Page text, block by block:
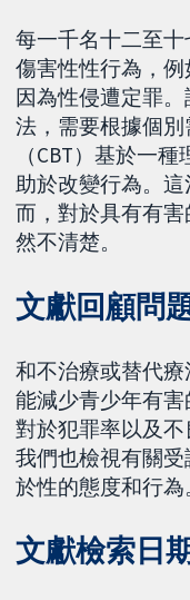
每一千名十二至
傷害性性行為，
因為性侵遭定罪
法，需要根據個
（CBT）基於一
助於改變行為。
而，對於具有有
然不清楚。
文獻回顧問
和不治療或替代
能減少青少年有
對於犯罪率以及不
我們也檢視有關
於性的態度和行為
文獻檢索日期